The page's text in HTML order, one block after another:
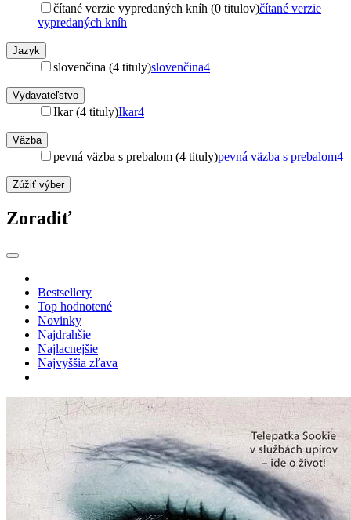
čítané verzie vypredaných kníh (0 titulov)čítané verzie
vypredaných kníh
Jazyk
slovenčina (4 tituly)slovenčina4
Vydavateľstvo
Ikar (4 tituly)Ikar4
Väzba
pevná väzba s prebalom (4 tituly)pevná väzba s prebalom4
Zúžiť výber
Zoradiť
Bestsellery
Top hodnotené
Novinky
Najdrahšie
Najlacnejšie
Najvyššia zľava